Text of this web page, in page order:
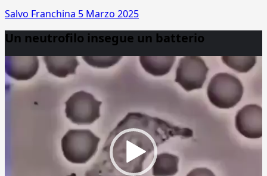
Salvo Franchina 5 Marzo 2025
Un neutrofilo insegue un batterio
Player